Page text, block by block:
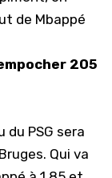
de Mbappé
205
du PSG sera
Qui va